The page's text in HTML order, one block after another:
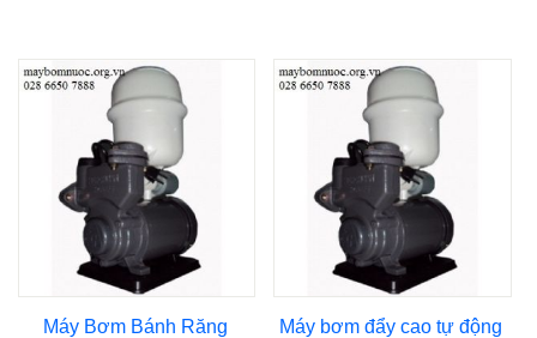
Máy Bơm Bánh Răng
Máy bơm đẩy cao tự động